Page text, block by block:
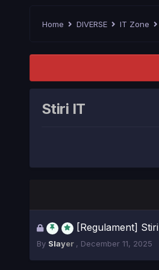
Home DIVERSE IT Zone
Stiri IT
This
topic
is
locked
[Regulament] Stiri
By Slayer , December 11, 2025